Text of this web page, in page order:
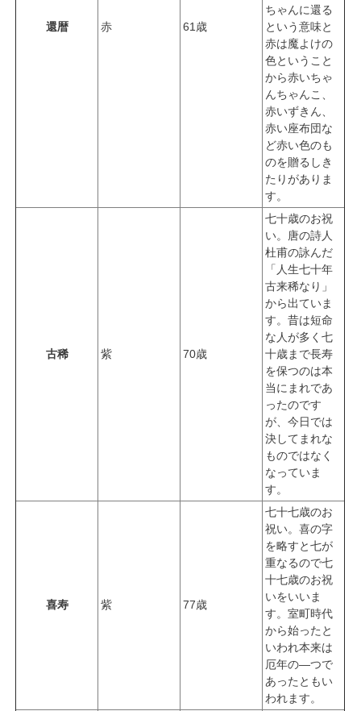
還暦 赤 61歳
ちゃんに還る
という意味と
赤は魔よけの
色ということ
から赤いちゃ
んちゃんこ、
赤いずきん、
赤い座布団な
ど赤い色のも
のを贈るしき
たりがありま
す。
古稀 紫 70歳
七十歳のお祝
い。唐の詩人
杜甫の詠んだ
「人生七十年
古来稀なり」
から出ていま
す。昔は短命
な人が多く七
十歳まで長寿
を保つのは本
当にまれであ
ったのです
が、今日では
決してまれな
ものではなく
なっていま
す。
喜寿 紫 77歳
七十七歳のお
祝い。喜の字
を略すと七が
重なるので七
十七歳のお祝
いをいいま
す。室町時代
から始ったと
いわれ本来は
厄年の―つで
あったともい
われます。